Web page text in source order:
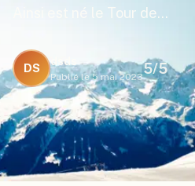
Ainsi est né le Tour de…
DS
dsds
Publié le 5 mai 2023
5/5